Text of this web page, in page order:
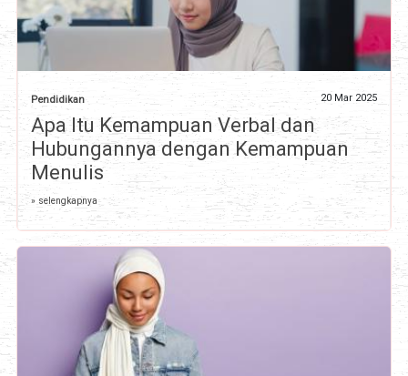
Pendidikan 20 Mar 2025
Apa Itu Kemampuan Verbal dan
Hubungannya dengan Kemampuan
Menulis
» selengkapnya